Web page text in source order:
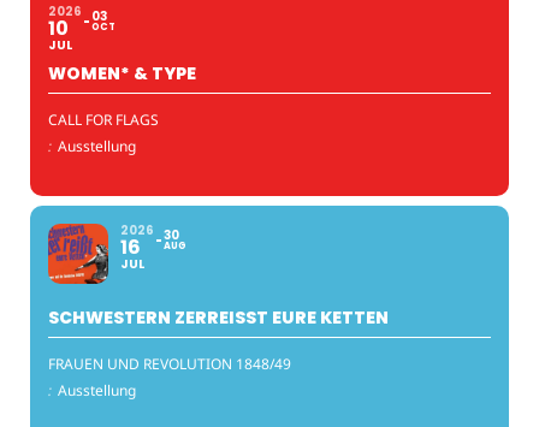
2026
10
JUL
03
OCT
WOMEN* & TYPE
CALL FOR FLAGS
: Ausstellung
2026
16
JUL
30
AUG
SCHWESTERN ZERREISST EURE KETTEN
FRAUEN UND REVOLUTION 1848/49
: Ausstellung